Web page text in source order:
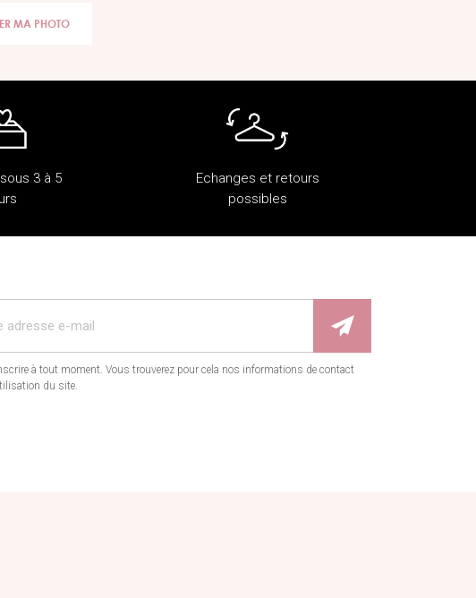
MA PHOTO
3 à 5
Echanges et retours
possibles
à tout moment. Vous trouverez pour cela nos informations de contact
du site.